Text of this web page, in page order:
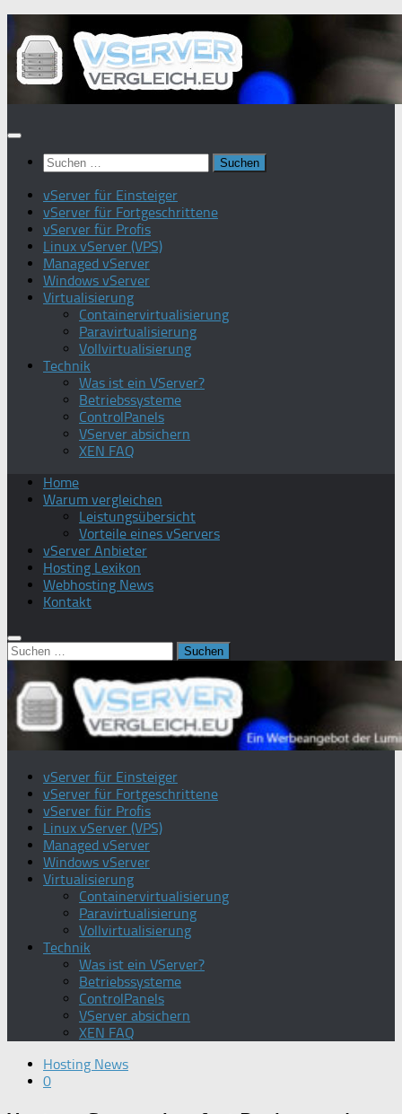
Inhalt
springen
Suchen
nach:
vServer für Einsteiger
vServer für Fortgeschrittene
vServer für Profis
Linux vServer (VPS)
Managed vServer
Windows vServer
Virtualisierung
Containervirtualisierung
Paravirtualisierung
Vollvirtualisierung
Technik
Was ist ein VServer?
Betriebssysteme
ControlPanels
VServer absichern
XEN FAQ
Home
Warum vergleichen
Leistungsübersicht
Vorteile eines vServers
vServer Anbieter
Hosting Lexikon
Webhosting News
Kontakt
Suchen
nach:
vServer für Einsteiger
vServer für Fortgeschrittene
vServer für Profis
Linux vServer (VPS)
Managed vServer
Windows vServer
Virtualisierung
Containervirtualisierung
Paravirtualisierung
Vollvirtualisierung
Technik
Was ist ein VServer?
Betriebssysteme
ControlPanels
VServer absichern
XEN FAQ
Hosting News
0